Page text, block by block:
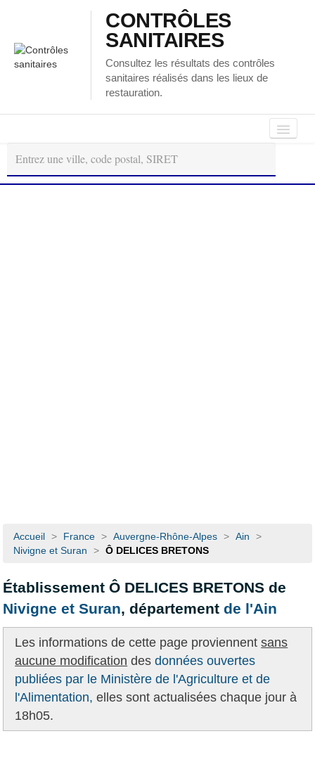
CONTRÔLES
SANITAIRES
Consultez les résultats des contrôles
sanitaires réalisés dans les lieux de
restauration.
Autour
de
moi
Régions
Accueil > France > Auvergne-Rhône-Alpes > Ain
>
Nivigne et Suran
> Ô DELICES BRETONS
Établissement Ô DELICES BRETONS de
Nivigne et Suran, départementde l'Ain
Les informations de cette page proviennentsans
aucune modification desdonnées ouvertes
publiées par le Ministère de l'Agriculture et de
l'Alimentation, elles sont actualisées chaque jour à
18h05.